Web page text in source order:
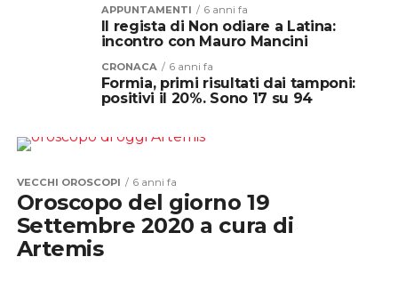
APPUNTAMENTI 6 anni fa
Il regista di Non odiare a Latina:
incontro con Mauro Mancini
CRONACA 6 anni fa
Formia, primi risultati dai tamponi:
positivi il 20%. Sono 17 su 94
VECCHI OROSCOPI 6 anni fa
Oroscopo del giorno 19
Settembre 2020 a cura di
Artemis